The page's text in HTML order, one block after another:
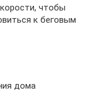
чтобы
к беговым
дома